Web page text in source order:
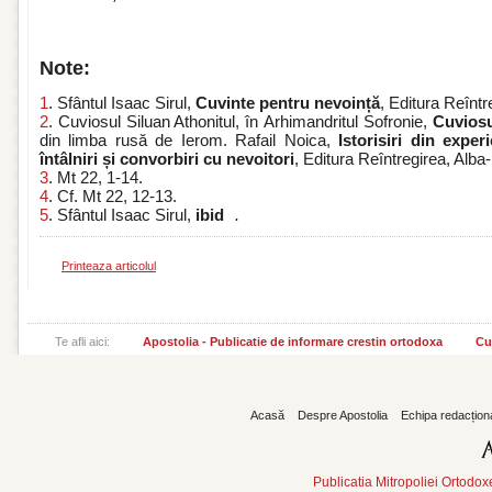
Note:
1. Sfântul Isaac Sirul, Cuvinte pentru nevoință, Editura
2. Cuviosul Siluan Athonitul, în Arhimandritul Sofronie,
din limba rusă de Ierom. Rafail Noica, Istorisiri din
întâlniri și convorbiri cu nevoitori, Editura Reîntregirea,
3. Mt 22, 1-14.
4. Cf. Mt 22, 12-13.
5. Sfântul Isaac Sirul, ibid .
Printeaza articolul
Te afli aici: Apostolia - Publicatie de informare crestin ortodoxa
Acasă Despre Apostolia Echipa
Publicatia Mitropoliei